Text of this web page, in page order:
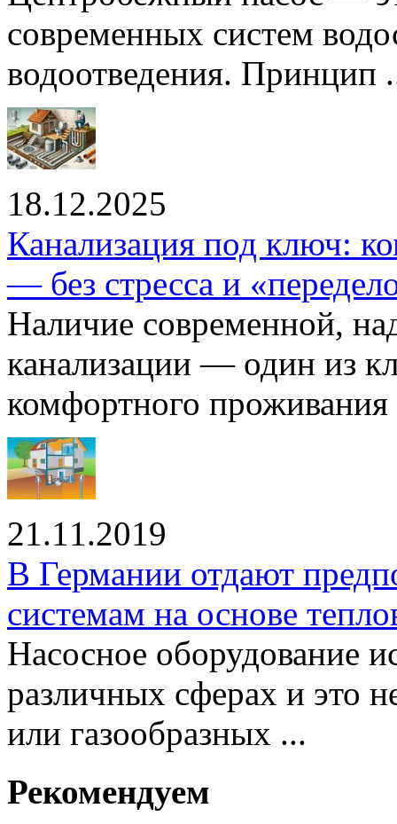
современных систем
водоотведения. Принцип
18.12.2025
Канализация под ключ:
— без стресса и
Наличие современной,
канализации — один из
комфортного проживания
21.11.2019
В Германии отдают
системам на основе
Насосное оборудование
различных сферах и это
или газообразных ...
Рекомендуем